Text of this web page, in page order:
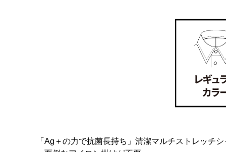
「Ag＋の力で抗菌長持ち」清潔マルチストレッチシ